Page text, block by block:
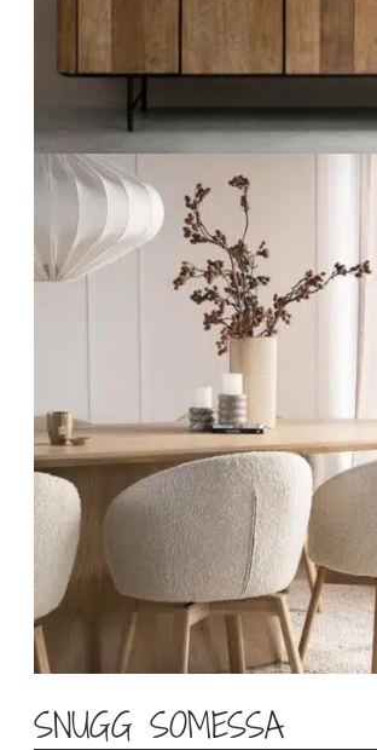
Kokopuinen
SNUGG SOMESSA